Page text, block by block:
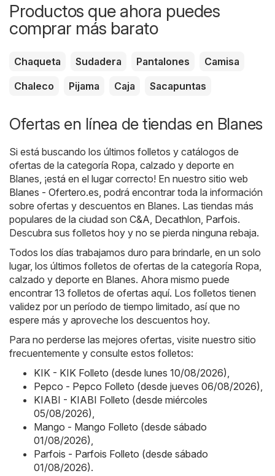
Productos que ahora puedes
comprar más barato
Chaqueta Sudadera Pantalones
Camisa
Chaleco
Pijama Caja Sacapuntas
Ofertas en línea de tiendas en Blanes
Si está buscando los últimos folletos y catálogos de
ofertas de la categoría Ropa, calzado y deporte en
Blanes, ¡está en el lugar correcto! En nuestro sitio web
Blanes - Ofertero.es, podrá encontrar toda la información
sobre ofertas y descuentos en Blanes. Las tiendas más
populares de la ciudad son C&A, Decathlon, Parfois.
Descubra sus folletos hoy y no se pierda ninguna rebaja.
Todos los días trabajamos duro para brindarle, en un solo
lugar, los últimos folletos de ofertas de la categoría Ropa,
calzado y deporte en Blanes. Ahora mismo puede
encontrar 13 folletos de ofertas aquí. Los folletos tienen
validez por un período de tiempo limitado, así que no
espere más y aproveche los descuentos hoy.
Para no perderse las mejores ofertas, visite nuestro sitio
frecuentemente y consulte estos folletos:
KIK - KIK Folleto (desde lunes 10/08/2026),
Pepco - Pepco Folleto (desde jueves 06/08/2026),
KIABI - KIABI Folleto (desde miércoles
05/08/2026),
Mango - Mango Folleto (desde sábado
01/08/2026),
Parfois - Parfois Folleto (desde sábado
01/08/2026).